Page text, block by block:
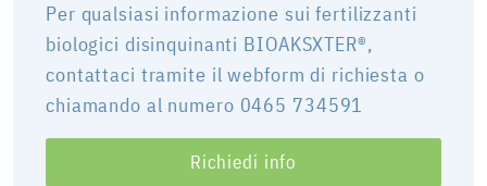
Per qualsiasi informazione sui fertilizzanti
biologici disinquinanti BIOAKSXTER®,
contattaci tramite il webform di richiesta o
chiamando al numero 0465 734591
Richiedi info